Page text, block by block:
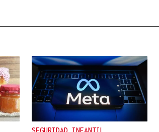
SEGURIDAD INFANTIL